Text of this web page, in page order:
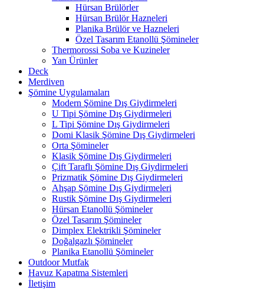
Hürsan Brülörler
Hürsan Brülör Hazneleri
Planika Brülör ve Hazneleri
Özel Tasarım Etanollü Şömineler
Thermorossi Soba ve Kuzineler
Yan Ürünler
Deck
Merdiven
Şömine Uygulamaları
Modern Şömine Dış Giydirmeleri
U Tipi Şömine Dış Giydirmeleri
L Tipi Şömine Dış Giydirmeleri
Domi Klasik Şömine Dış Giydirmeleri
Orta Şömineler
Klasik Şömine Dış Giydirmeleri
Çift Taraflı Şömine Dış Giydirmeleri
Prizmatik Şömine Dış Giydirmeleri
Ahşap Şömine Dış Giydirmeleri
Rustik Şömine Dış Giydirmeleri
Hürsan Etanollü Şömineler
Özel Tasarım Şömineler
Dimplex Elektrikli Şömineler
Doğalgazlı Şömineler
Planika Etanollü Şömineler
Outdoor Mutfak
Havuz Kapatma Sistemleri
İletişim